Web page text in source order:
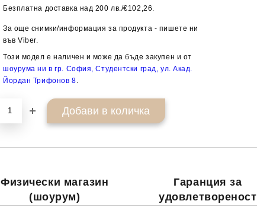
Безплатна доставка над 200 лв./€102,26.
За още снимки/информация за продукта - пишете ни
във Viber.
Този модел е наличен и може да бъде закупен и от
шоурума ни в гр. София, Студентски град, ул. Акад.
Йордан Трифонов 8
Физически магазин
(шоурум)
Гаранция за
удовлетвореност